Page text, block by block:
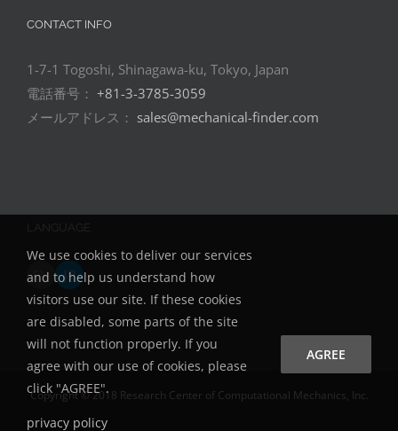
CONTACT INFO
1-7-1 Togoshi, Shinagawa-ku, Tokyo, Japan
電話番号： +81-3-3785-3059
メールアドレス： sales@mechanical-finder.com
LANGUAGE
EN JP
Copyright © 2018 Research Center of Computational Mechanics, Inc.
We use cookies to deliver our services
and to help us understand how
visitors use our site. If these cookies
are disabled, some parts of the site
will not function properly. If you
agree with our use of cookies, please
click "AGREE".
privacy policy
AGREE